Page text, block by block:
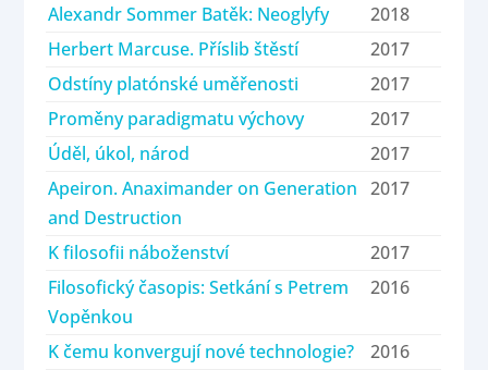
Alexandr Sommer Batěk: Neoglyfy
2018
Herbert Marcuse. Příslib štěstí
2017
Odstíny platónské uměřenosti
2017
Proměny paradigmatu výchovy
2017
Úděl, úkol, národ
2017
Apeiron. Anaximander on Generation
and Destruction
2017
K filosofii náboženství
2017
Filosofický časopis: Setkání s Petrem
Vopěnkou
2016
K čemu konvergují nové technologie?
2016